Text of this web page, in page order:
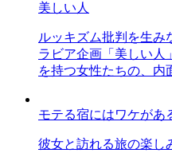
美しい人
ルッキズム批判を生
ラビア企画「美しい人
を持つ女性たちの、内
モテる宿にはワケがあ
彼女と訪れる旅の楽し